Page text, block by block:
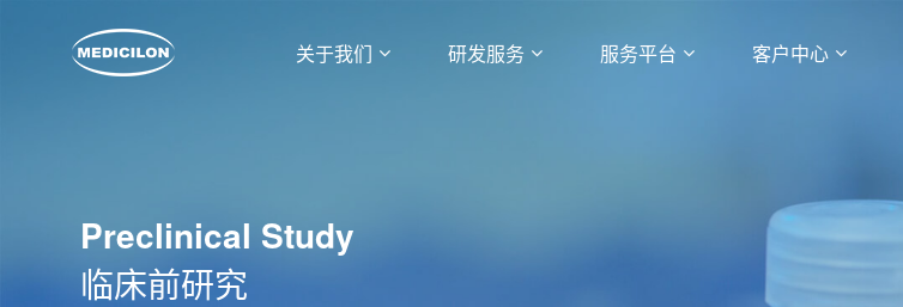
关于我们 研发服务 服务平台 客户中心
Preclinical Study
临床前研究